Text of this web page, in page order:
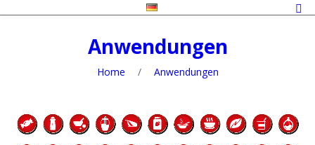
Anwendungen
Home / Anwendungen